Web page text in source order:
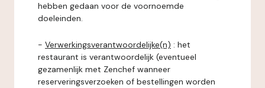
hebben gedaan voor de voornoemde
doeleinden.
- Verwerkingsverantwoordelijke(n) : het
restaurant is verantwoordelijk (eventueel
gezamenlijk met Zenchef wanneer
reserveringsverzoeken of bestellingen worden